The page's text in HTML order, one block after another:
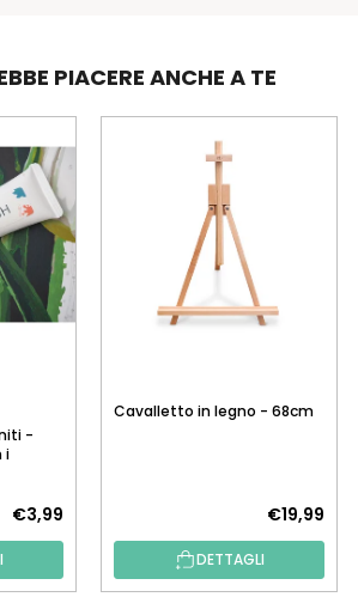
PIACERE ANCHE A TE
-
i
€3,99
Cavalletto in legno - 68cm
€19,99
DETTAGLI